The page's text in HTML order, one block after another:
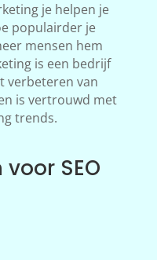
je helpen je
populairder je
mensen hem
is een bedrijf
verbeteren van
is vertrouwd met
trends.
SEO